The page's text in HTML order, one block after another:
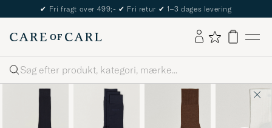
✔ Fri fragt over 499;- ✔ Fri retur ✔ 1–3 dages levering
Søg